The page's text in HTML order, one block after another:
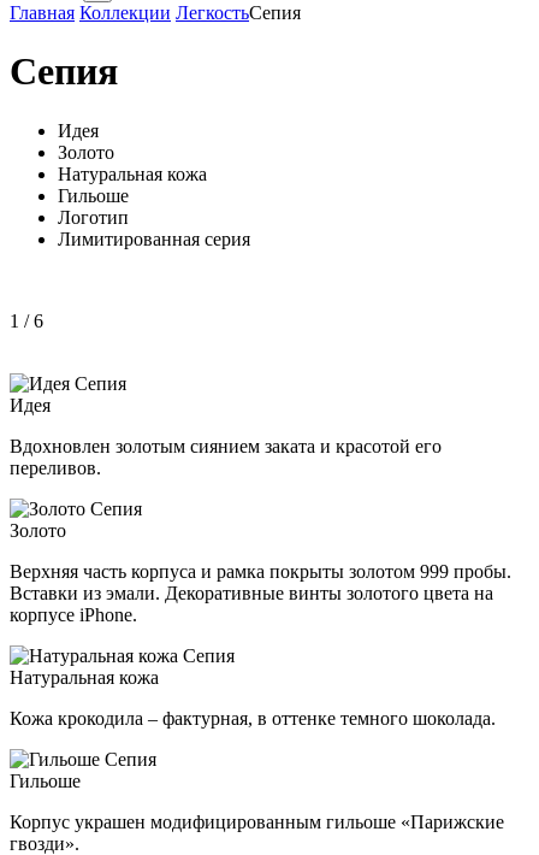
Главная Коллекции ЛегкостьСепия
Сепия
Идея
Золото
Натуральная кожа
Гильоше
Логотип
Лимитированная серия
1 / 6
Идея
Вдохновлен золотым сиянием заката и красотой его
переливов.
Золото
Верхняя часть корпуса и рамка покрыты золотом 999 пробы.
Вставки из эмали. Декоративные винты золотого цвета на
корпусе iPhone.
Натуральная кожа
Кожа крокодила – фактурная, в оттенке темного шоколада.
Гильоше
Корпус украшен модифицированным гильоше «Парижские
гвозди».